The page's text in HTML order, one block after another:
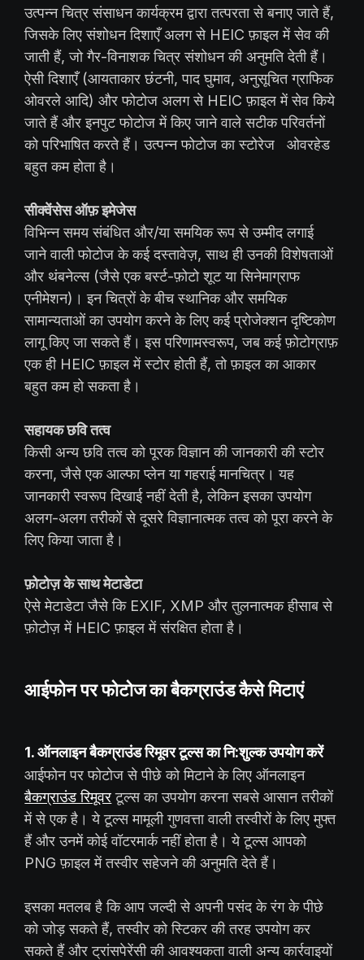
उत्पन्न चित्र संसाधन कार्यक्रम द्वारा तत्परता से बनाए जाते हैं,
जिसके लिए संशोधन दिशाएँ अलग से HEIC फ़ाइल में सेव की
जाती हैं, जो गैर-विनाशक चित्र संशोधन की अनुमति देती हैं।
ऐसी दिशाएँ (आयताकार छंटनी, पाद घुमाव, अनुसूचित ग्राफिक
ओवरले आदि) और फोटोज अलग से HEIC फ़ाइल में सेव किये
जाते हैं और इनपुट फोटोज में किए जाने वाले सटीक परिवर्तनों
को परिभाषित करते हैं। उत्पन्न फोटोज का स्टोरेज ओवरहेड
बहुत कम होता है।
सीक्वेंसेस ऑफ़ इमेजेस
विभिन्न समय संबंधित और/या समयिक रूप से उम्मीद लगाई
जाने वाली फोटोज के कई दस्तावेज़, साथ ही उनकी विशेषताओं
और थंबनेल्स (जैसे एक बर्स्ट-फ़ोटो शूट या सिनेमाग्राफ
एनीमेशन)। इन चित्रों के बीच स्थानिक और समयिक
सामान्यताओं का उपयोग करने के लिए कई प्रोजेक्शन दृष्टिकोण
लागू किए जा सकते हैं। इस परिणामस्वरूप, जब कई फ़ोटोग्राफ़
एक ही HEIC फ़ाइल में स्टोर होती हैं, तो फ़ाइल का आकार
बहुत कम हो सकता है।
सहायक छवि तत्व
किसी अन्य छवि तत्व को पूरक विज्ञान की जानकारी की स्टोर
करना, जैसे एक आल्फा प्लेन या गहराई मानचित्र। यह
जानकारी स्वरूप दिखाई नहीं देती है, लेकिन इसका उपयोग
अलग-अलग तरीकों से दूसरे विज्ञानात्मक तत्व को पूरा करने के
लिए किया जाता है।
फ़ोटोज़ के साथ मेटाडेटा
ऐसे मेटाडेटा जैसे कि EXIF, XMP और तुलनात्मक हीसाब से
फ़ोटोज़ में HEIC फ़ाइल में संरक्षित होता है।
आईफोन पर फोटोज का बैकग्राउंड कैसे मिटाएं
1. ऑनलाइन बैकग्राउंड रिमूवर टूल्स का नि:शुल्क उपयोग करें
आईफोन पर फोटोज से पीछे को मिटाने के लिए ऑनलाइन
बैकग्राउंड रिमूवरटूल्स का उपयोग करना सबसे आसान तरीकों
में से एक है। ये टूल्स मामूली गुणवत्ता वाली तस्वीरों के लिए मुफ्त
हैं और उनमें कोई वॉटरमार्क नहीं होता है। ये टूल्स आपको
PNG फ़ाइल में तस्वीर सहेजने की अनुमति देते हैं।
इसका मतलब है कि आप जल्दी से अपनी पसंद के रंग के पीछे
को जोड़ सकते हैं, तस्वीर को स्टिकर की तरह उपयोग कर
सकते हैं और ट्रांसपेरेंसी की आवश्यकता वाली अन्य कार्रवाइयों